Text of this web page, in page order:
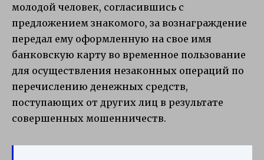
молодой человек, согласившись с
предложением знакомого, за вознаграждение
передал ему оформленную на свое имя
банковскую карту во временное пользование
для осуществления незаконных операций по
перечислению денежных средств,
поступающих от других лиц в результате
совершенных мошенничеств.